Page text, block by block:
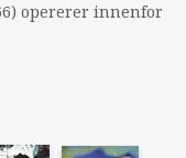
opererer innenfor